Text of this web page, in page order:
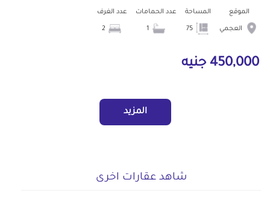
الموقع
العجمي
المساحة عدد الحمامات عدد الغرف
450,000 جنيه
المزيد
شاهد عقارات اخرى